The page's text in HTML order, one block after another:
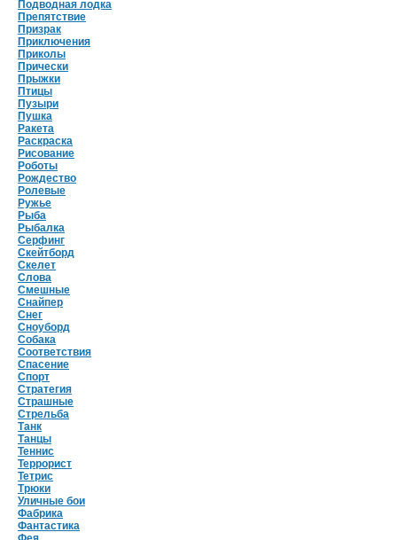
Подводная лодка
Препятствие
Призрак
Приключения
Приколы
Прически
Прыжки
Птицы
Пузыри
Пушка
Ракета
Раскраска
Рисование
Роботы
Рождество
Ролевые
Ружье
Рыба
Рыбалка
Серфинг
Скейтборд
Скелет
Слова
Смешные
Снайпер
Снег
Сноуборд
Собака
Соответствия
Спасение
Спорт
Стратегия
Страшные
Стрельба
Танк
Танцы
Теннис
Террорист
Тетрис
Трюки
Уличные бои
Фабрика
Фантастика